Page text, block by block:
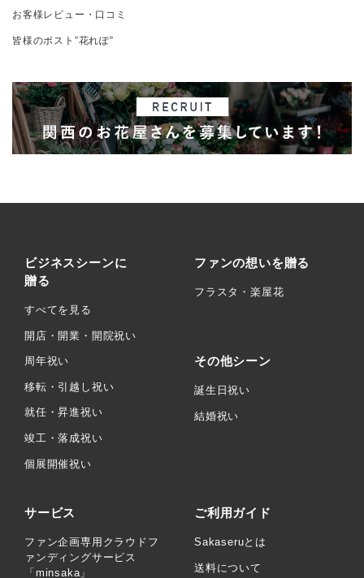
お客様レビュー・口コミ
皆様のポスト”花れぽ”
ビジネスシーンに
贈る
すべてを見る
開店・開業・開院祝い
周年祝い
移転・引越し祝い
就任・昇進祝い
竣工・落成祝い
個展開催祝い
ファンの想いを贈る
フラスタ・楽屋花
その他シーン
誕生日祝い
結婚祝い
サービス
ファン企画専用クラウドフ
ァンディングサービス
「minsaka」
ご利用ガイド
Sakaseruとは
送料について